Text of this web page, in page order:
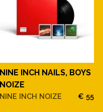
NINE INCH NAILS, BOYS
NOIZE
NINE INCH NOIZE € 55